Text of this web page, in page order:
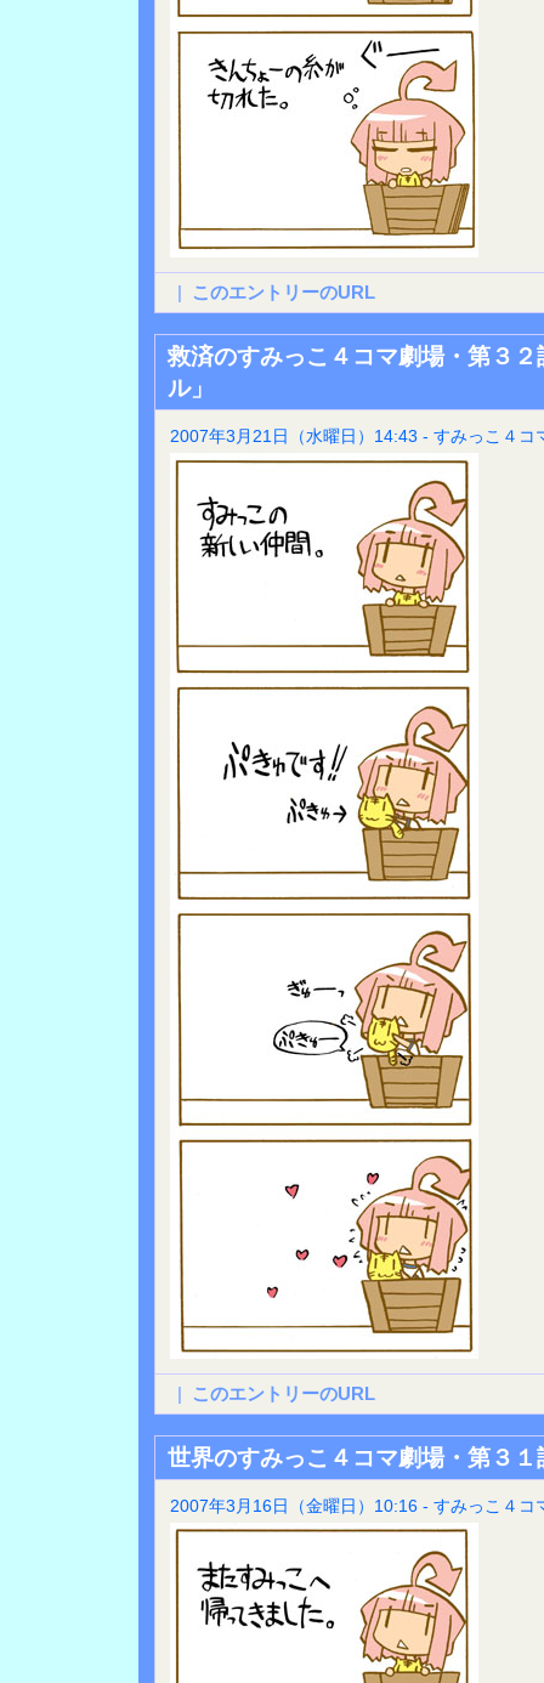
| このエントリーのURL
救済のすみっこ４コマ劇場・第３
ル」
2007年3月21日（水曜日）14:43 - すみっこ４コ
| このエントリーのURL
世界のすみっこ４コマ劇場・第３
2007年3月16日（金曜日）10:16 - すみっこ４コ